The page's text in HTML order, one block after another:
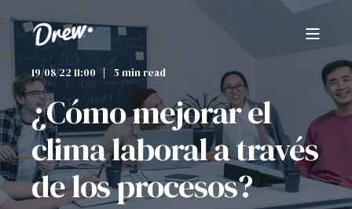
19/08/22 11:00 5 min read
¿Cómo mejorar el
clima laboral a través
de los procesos?